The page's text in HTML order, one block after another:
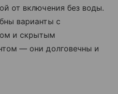
от включения без воды.
варианты с
и скрытым
— они долговечны и